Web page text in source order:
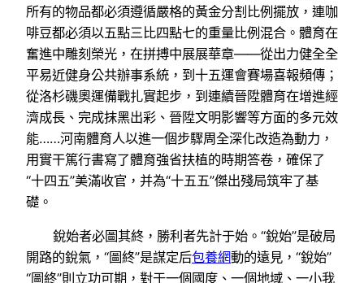
所有的物品都必須遵循嚴格的黃金分割比例擺放，連咖
啡豆都必須以五點三比四點七的重量比例混合。體育在
奮進中雕刻榮光，在拼搏中展展華章——從出力健全全
平易近健身公共辦事系統，到十五運會賽場喜報頻傳；
從洛杉磯奧運備戰扎實起步，到連續晉陞體育在增進經
濟成長、完成抹黑出彩、晉陞文明影響等方面的多元效
能……河南體育人以進一個步驟周全深化改造為動力，
用實干篤行書寫了體育強省扶植的時期答卷，確保了
“十四五”美滿收官，并為“十五五”傑出殘局筑牢了基
礎。
銳始者必圖其終，勝利者先計于始。“銳始”是破局
開路的銳氣，“圖終”是謀定后包養網動的遠見，“銳始”
“圖終”則立功可期，對于一個國度、一個地域、一小我